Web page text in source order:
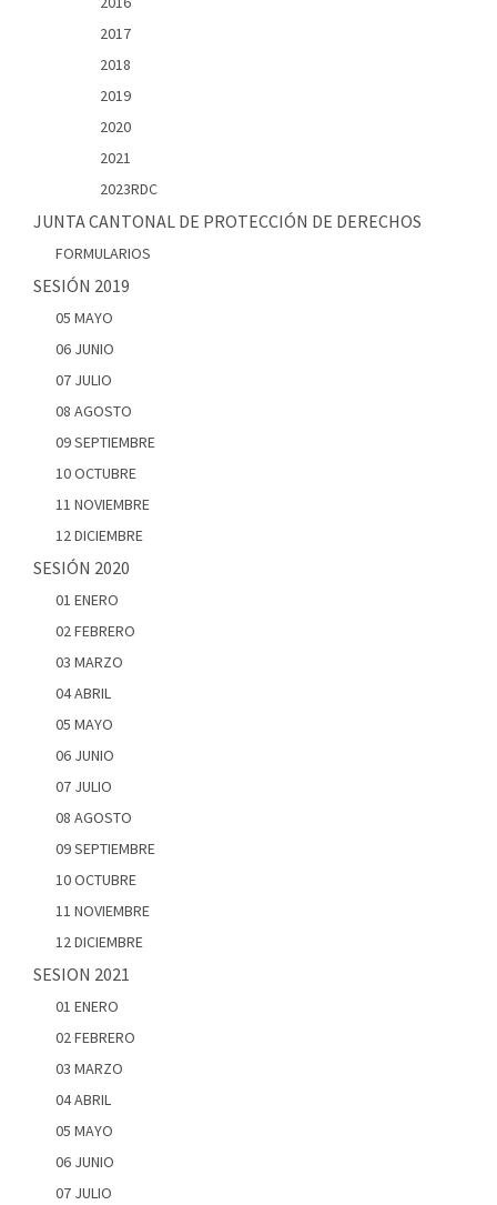
2017
2018
2019
2020
2021
2023RDC
JUNTA CANTONAL DE PROTECCIÓN DE DERECHOS
FORMULARIOS
SESIÓN 2019
05 MAYO
06 JUNIO
07 JULIO
08 AGOSTO
09 SEPTIEMBRE
10 OCTUBRE
11 NOVIEMBRE
12 DICIEMBRE
SESIÓN 2020
01 ENERO
02 FEBRERO
03 MARZO
04 ABRIL
05 MAYO
06 JUNIO
07 JULIO
08 AGOSTO
09 SEPTIEMBRE
10 OCTUBRE
11 NOVIEMBRE
12 DICIEMBRE
SESION 2021
01 ENERO
02 FEBRERO
03 MARZO
04 ABRIL
05 MAYO
06 JUNIO
07 JULIO